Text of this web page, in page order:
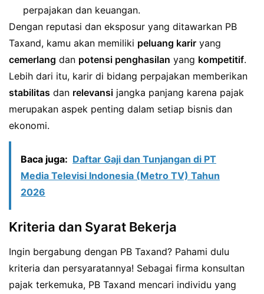
perpajakan dan keuangan.
Dengan reputasi dan eksposur yang ditawarkan PB
Taxand, kamu akan memiliki peluang karir yang
cemerlang dan potensi penghasilan yang kompetitif.
Lebih dari itu, karir di bidang perpajakan memberikan
stabilitas dan relevansi jangka panjang karena pajak
merupakan aspek penting dalam setiap bisnis dan
ekonomi.
Baca juga: Daftar Gaji dan Tunjangan di PT
Media Televisi Indonesia (Metro TV) Tahun
2026
Kriteria dan Syarat Bekerja
Ingin bergabung dengan PB Taxand? Pahami dulu
kriteria dan persyaratannya! Sebagai firma konsultan
pajak terkemuka, PB Taxand mencari individu yang